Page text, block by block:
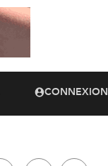
CONNEXION